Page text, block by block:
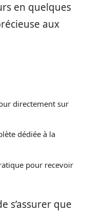
en quelques
aux
directement sur
dédiée à la
pour recevoir
s’assurer que